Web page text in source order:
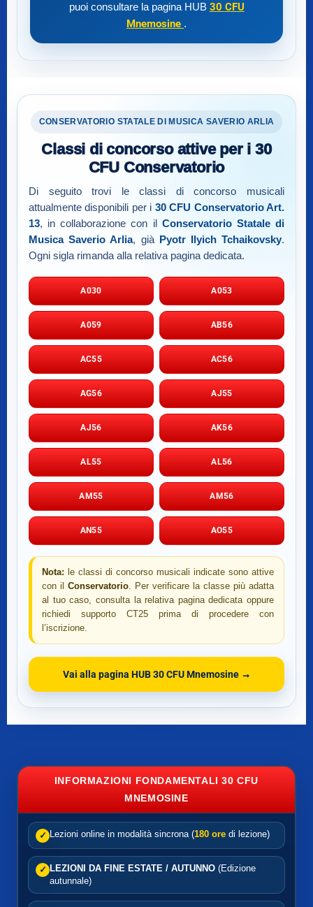
puoi consultare la pagina HUB 30 CFU
Mnemosine .
CONSERVATORIO STATALE DI MUSICA SAVERIO ARLIA
Classi di concorso attive per i 30
CFU Conservatorio
Di seguito trovi le classi di concorso musicali
attualmente disponibili per i 30 CFU Conservatorio Art.
13, in collaborazione con il Conservatorio Statale di
Musica Saverio Arlia, già Pyotr Ilyich Tchaikovsky.
Ogni sigla rimanda alla relativa pagina dedicata.
A030 A053
A059 AB56
AC55 AC56
AG56 AJ55
AJ56 AK56
AL55 AL56
AM55 AM56
AN55 AO55
Nota: le classi di concorso musicali indicate sono attive
con il Conservatorio. Per verificare la classe più adatta
al tuo caso, consulta la relativa pagina dedicata oppure
richiedi supporto CT25 prima di procedere con
l’iscrizione.
Vai alla pagina HUB 30 CFU Mnemosine →
INFORMAZIONI FONDAMENTALI 30 CFU
MNEMOSINE
✓ Lezioni online in modalità sincrona (180 ore di lezione)
✓ LEZIONI DA FINE ESTATE / AUTUNNO (Edizione
autunnale)